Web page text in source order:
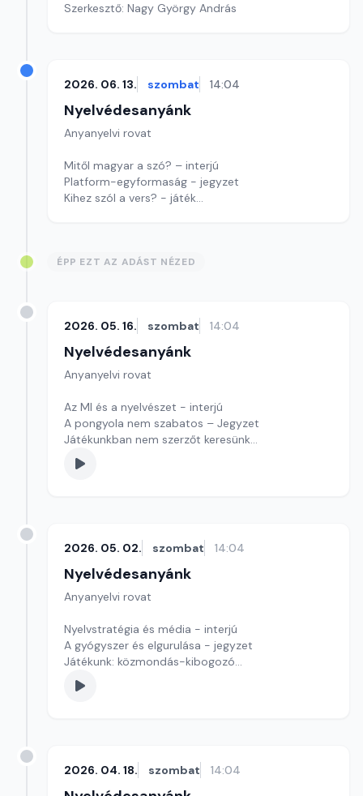
Szerkesztő: Nagy György András
2026. 06. 13. szombat 14:04
Nyelvédesanyánk
Anyanyelvi rovat
Mitől magyar a szó? – interjú
Platform-egyformaság - jegyzet
Kihez szól a vers? - játék
ÉPP EZT AZ ADÁST NÉZED
2026. 05. 16. szombat 14:04
Nyelvédesanyánk
Anyanyelvi rovat
Az MI és a nyelvészet - interjú
A pongyola nem szabatos – Jegyzet
Játékunkban nem szerzőt keresünk
Szerkesztő: Nagy György András
2026. 05. 02. szombat 14:04
Nyelvédesanyánk
Anyanyelvi rovat
Nyelvstratégia és média - interjú
A gyógyszer és elgurulása - jegyzet
Játékunk: közmondás-kibogozó
Szerkesztő: Nagy György András
2026. 04. 18. szombat 14:04